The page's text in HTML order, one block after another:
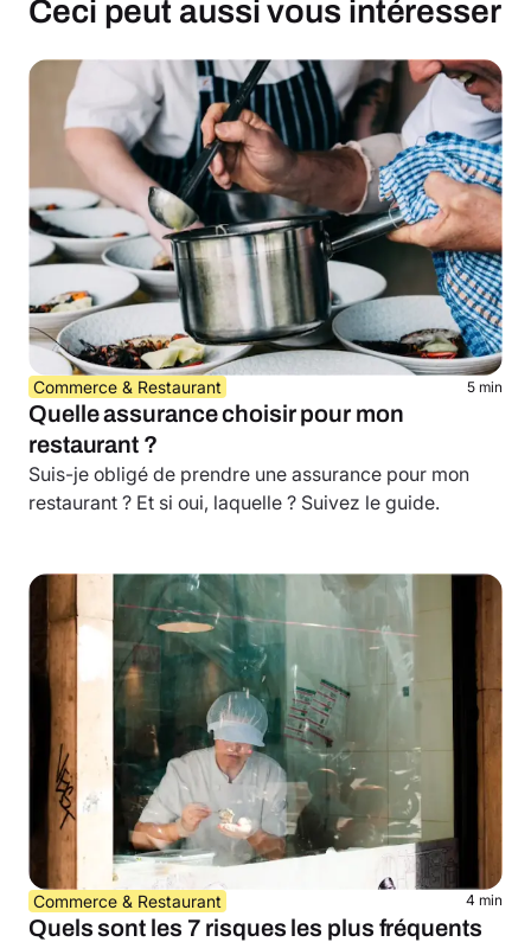
Ceci peut aussi vous intéresser
Commerce & Restaurant 5 min
Quelle assurance choisir pour mon
restaurant ?
Suis-je obligé de prendre une assurance pour mon
restaurant ? Et si oui, laquelle ? Suivez le guide.
Commerce & Restaurant 4 min
Quels sont les 7 risques les plus fréquents